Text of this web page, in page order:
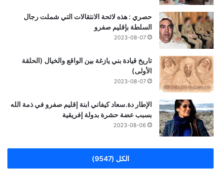
حصري : هذه لائحة الانتقالات التي شملت رجال
السلطة بإقليم صفرو
2023-08-07
تاريخ قيادة بني يازغة بين الواقع والخيال (الحلقة
الأولى)
2023-08-07
الإطار دة.سعاد كيفاني ابنة إقليم صفرو في ذمة الله
بسبب عضة حشرة بدولة إفريقية
2023-08-06
الكل (9547)